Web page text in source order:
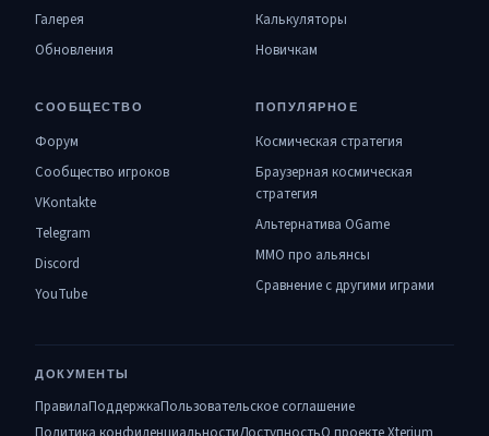
Галерея
Обновления
Калькуляторы
Новичкам
СООБЩЕСТВО
Форум
Сообщество игроков
VKontakte
Telegram
Discord
YouTube
ПОПУЛЯРНОЕ
Космическая стратегия
Браузерная космическая
стратегия
Альтернатива OGame
MMO про альянсы
Сравнение с другими играми
ДОКУМЕНТЫ
ПравилаПоддержкаПользовательское соглашение